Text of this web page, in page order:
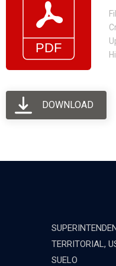
DOWNLOAD
TERRITORIAL,
SUELO